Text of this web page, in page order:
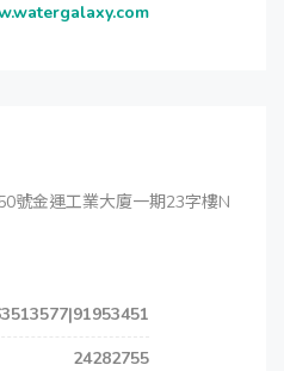
號金運工業大廈一期23字樓N
24282755